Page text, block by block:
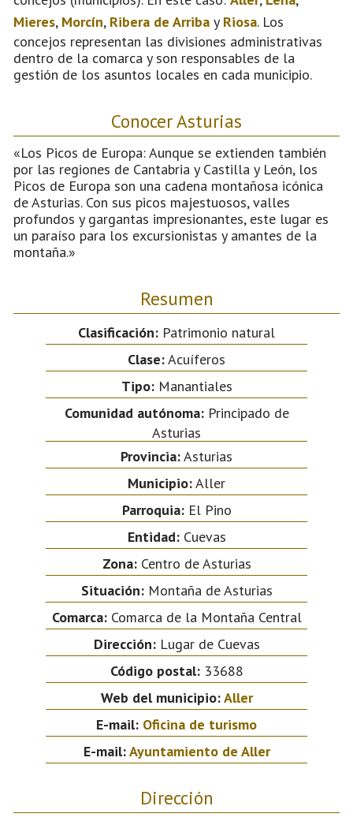
Mieres, Morcín, Ribera de Arriba y Riosa. Los
concejos representan las divisiones administrativas
dentro de la comarca y son responsables de la
gestión de los asuntos locales en cada municipio.
Conocer Asturias
«Los Picos de Europa: Aunque se extienden también
por las regiones de Cantabria y Castilla y León, los
Picos de Europa son una cadena montañosa icónica
de Asturias. Con sus picos majestuosos, valles
profundos y gargantas impresionantes, este lugar es
un paraíso para los excursionistas y amantes de la
montaña.»
Resumen
Clasificación: Patrimonio natural
Clase:Acuíferos
Tipo:Manantiales
Comunidad autónoma:Principado de
Asturias
Provincia:Asturias
Municipio:Aller
Parroquia:El Pino
Entidad:Cuevas
Zona:Centro de Asturias
Situación:Montaña de Asturias
Comarca:Comarca de la Montaña Central
Dirección:Lugar de Cuevas
Código postal:33688
Web del municipio:Aller
E-mail: Oficina de turismo
E-mail:Ayuntamiento de Aller
Dirección